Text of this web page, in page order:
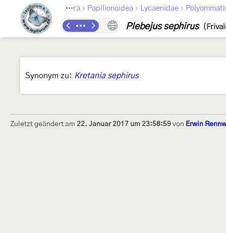
Lepidoptera › Papilionoidea › Lycaenidae ›
Plebejus sephirus
Synonym zu: Kretania sephirus
Zuletzt geändert am 22. Januar 2017 um 23:58:59 von Erwin